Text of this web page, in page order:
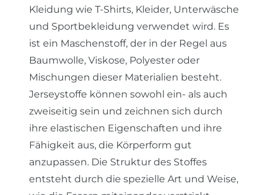
Kleidung wie T-Shirts, Kleider, Unterwäsche
und Sportbekleidung verwendet wird. Es
ist ein Maschenstoff, der in der Regel aus
Baumwolle, Viskose, Polyester oder
Mischungen dieser Materialien besteht.
Jerseystoffe können sowohl ein- als auch
zweiseitig sein und zeichnen sich durch
ihre elastischen Eigenschaften und ihre
Fähigkeit aus, die Körperform gut
anzupassen. Die Struktur des Stoffes
entsteht durch die spezielle Art und Weise,